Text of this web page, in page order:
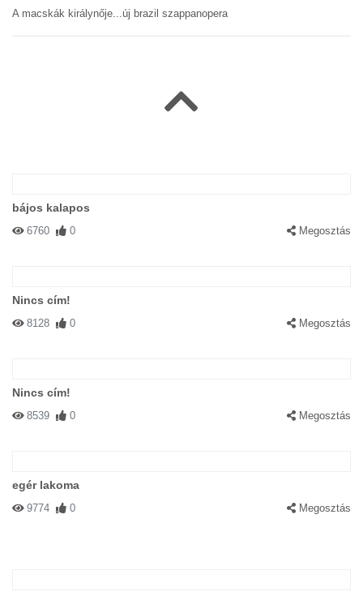
A macskák királynője...új brazil szappanopera
bájos kalapos
6760 0 Megosztás
Nincs cím!
8128 0 Megosztás
Nincs cím!
8539 0 Megosztás
egér lakoma
9774 0 Megosztás